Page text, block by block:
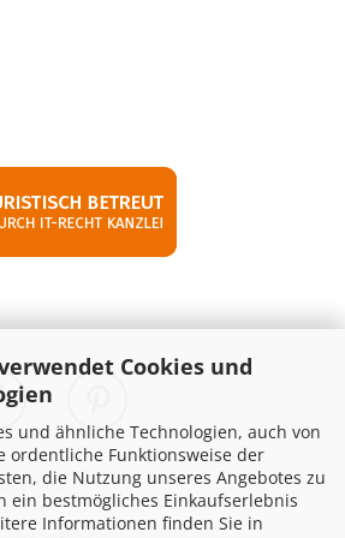
Cookies und
und ähnliche Technologien, auch von
ordentliche Funktionsweise der
die Nutzung unseres Angebotes zu
ein bestmögliches Einkaufserlebnis
Informationen finden Sie in